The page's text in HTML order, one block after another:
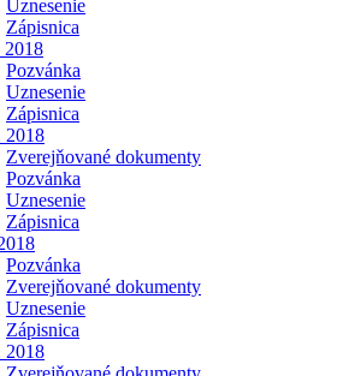
Uznesenie
Zápisnica
2018
Pozvánka
Uznesenie
Zápisnica
2018
Zverejňované dokumenty
Pozvánka
Uznesenie
Zápisnica
Pozvánka
Zverejňované dokumenty
Uznesenie
Zápisnica
2018